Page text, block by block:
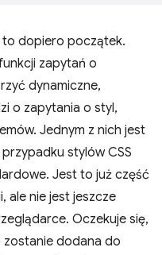
to dopiero początek.
zapytań o
dynamiczne,
o zapytania o styl,
Jednym z nich jest
stylów CSS
Jest to już część
ale nie jest jeszcze
Oczekuje się,
dodana do